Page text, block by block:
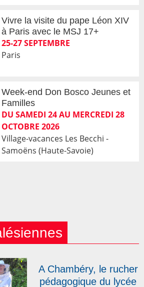
Vivre la visite du pape Léon XIV
à Paris avec le MSJ 17+
25-27 SEPTEMBRE
Paris
Week-end Don Bosco Jeunes et
Familles
DU SAMEDI 24 AU MERCREDI 28
OCTOBRE 2026
Village-vacances Les Becchi -
Samoëns (Haute-Savoie)
A Chambéry, le rucher
pédagogique du lycée